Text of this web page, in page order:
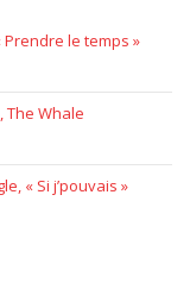
Prendre le temps »
The Whale
« Si j’pouvais »